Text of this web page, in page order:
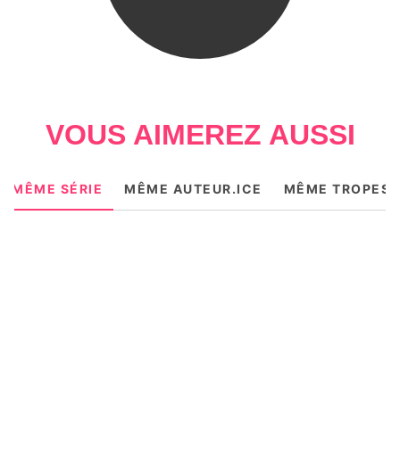
VOUS AIMEREZ AUSSI
MÊME SÉRIE MÊME AUTEUR.ICE MÊME TROPES